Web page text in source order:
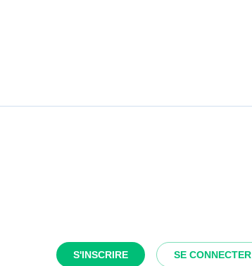
S'INSCRIRE SE CONNECTER